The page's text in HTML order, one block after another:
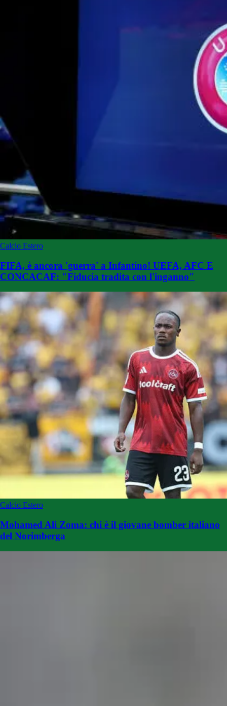
Calcio Estero
FIFA, è ancora 'guerra' a Infantino! UEFA, AFC E
CONCACAF: "Fiducia tradita con l'inganno"
Calcio Estero
Mohamed Ali Zoma: chi è il giovane bomber italiano
del Norimberga